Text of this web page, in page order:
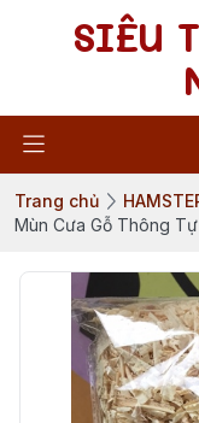
SIÊU
Trang chủ
Mùn Cưa Gỗ Thông